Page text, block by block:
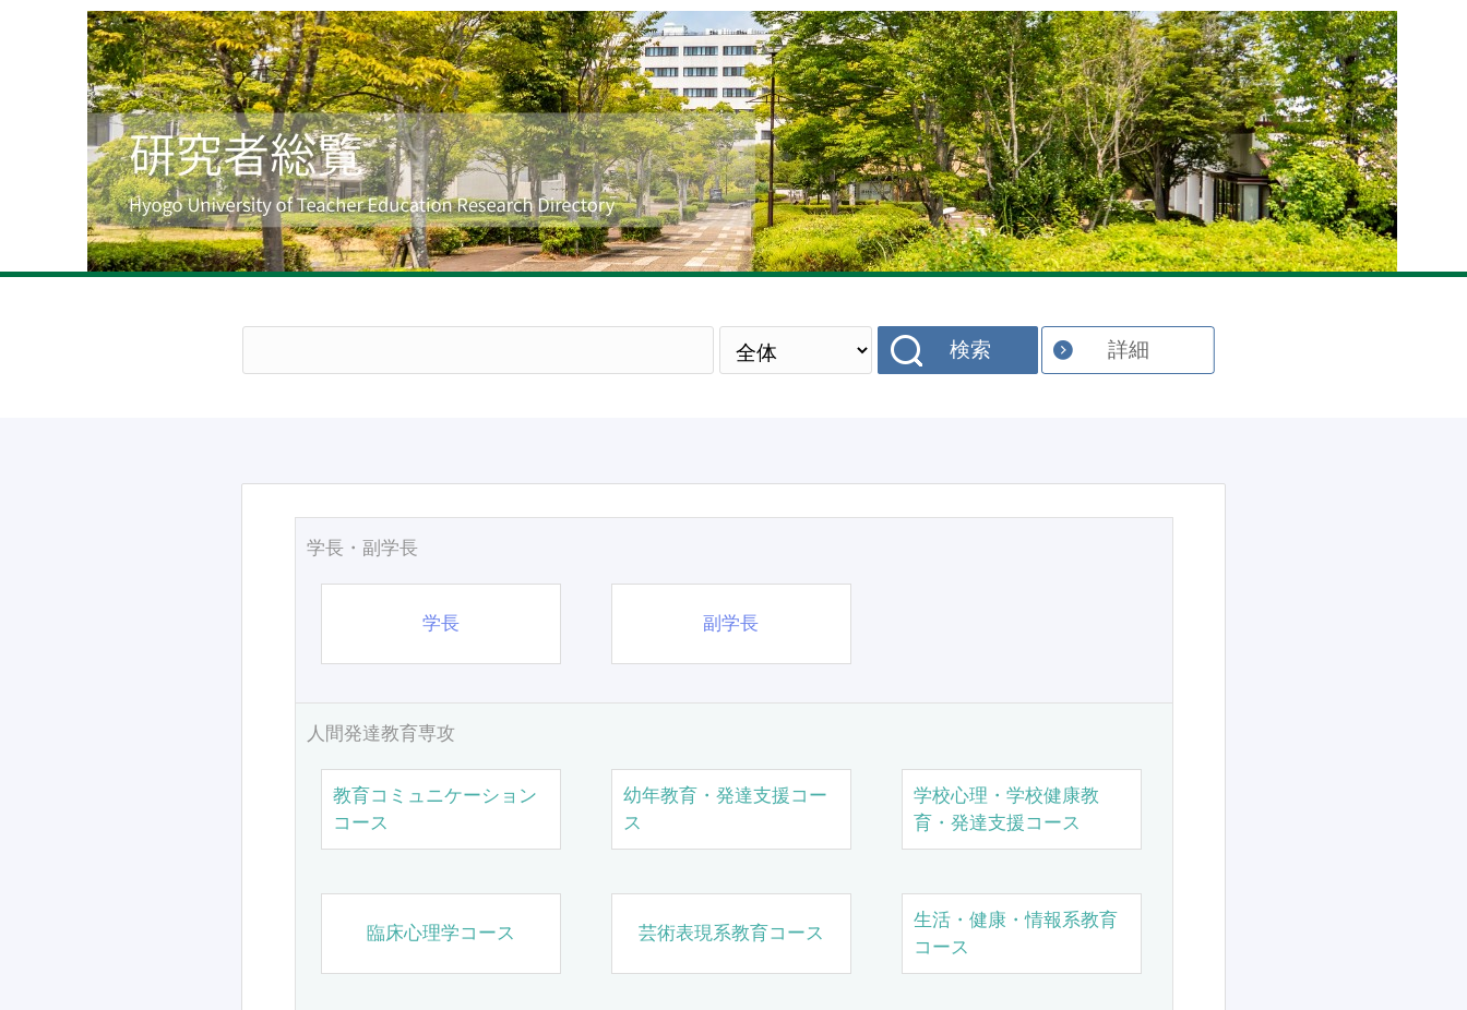
English
検索 詳細
学長・副学長
学長 副学長
人間発達教育専攻
教育コミュニケーション
コース
幼年教育・発達支援コー
ス
学校心理・学校健康教
育・発達支援コース
臨床心理学コース 芸術表現系教育コース
生活・健康・情報系教育
コース